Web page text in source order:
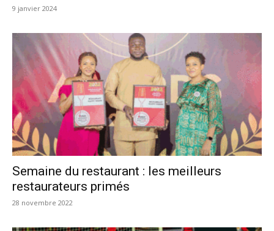
9 janvier 2024
Semaine du restaurant : les meilleurs
restaurateurs primés
28 novembre 2022